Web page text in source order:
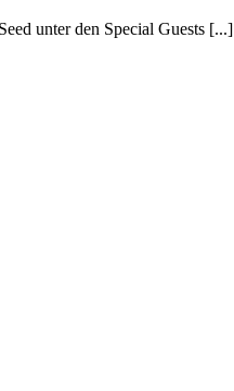
unter den Special Guests [...]